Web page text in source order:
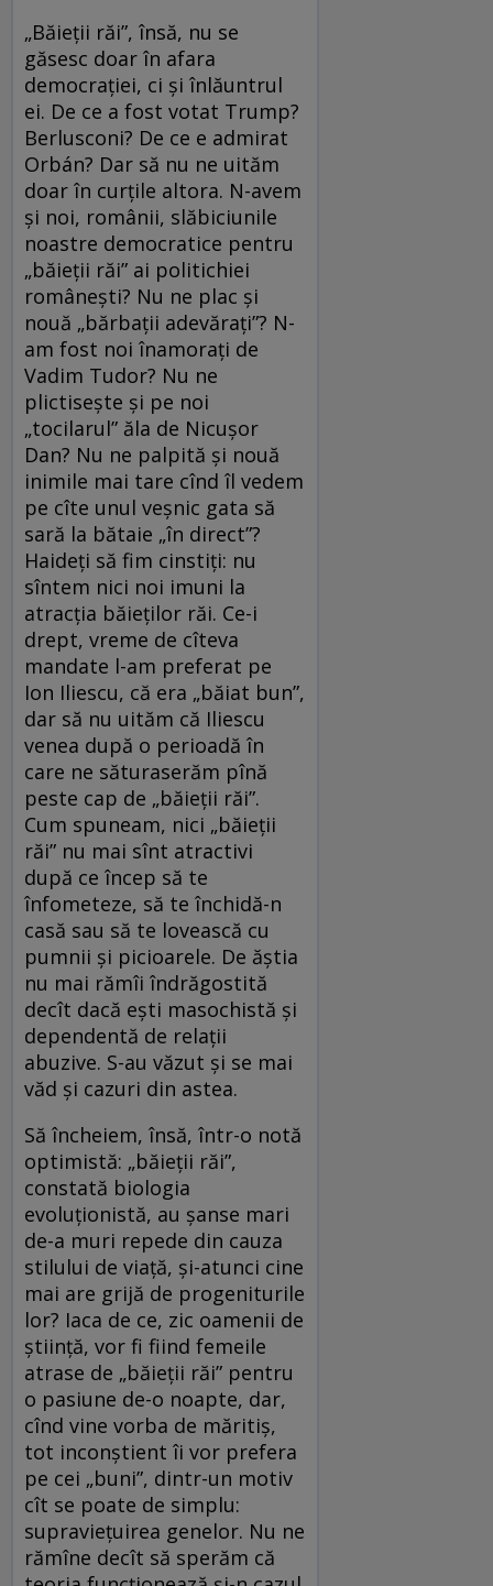
„Băieții răi”, însă, nu se
găsesc doar în afara
democrației, ci și înlăuntrul
ei. De ce a fost votat Trump?
Berlusconi? De ce e admirat
Orbán? Dar să nu ne uităm
doar în curțile altora. N-avem
și noi, românii, slăbiciunile
noastre democratice pentru
„băieții răi” ai politichiei
românești? Nu ne plac și
nouă „bărbații adevărați”? N-
am fost noi înamorați de
Vadim Tudor? Nu ne
plictisește și pe noi
„tocilarul” ăla de Nicușor
Dan? Nu ne palpită și nouă
inimile mai tare cînd îl vedem
pe cîte unul veșnic gata să
sară la bătaie „în direct”?
Haideți să fim cinstiți: nu
sîntem nici noi imuni la
atracția băieților răi. Ce-i
drept, vreme de cîteva
mandate l-am preferat pe
Ion Iliescu, că era „băiat bun”,
dar să nu uităm că Iliescu
venea după o perioadă în
care ne săturaserăm pînă
peste cap de „băieții răi”.
Cum spuneam, nici „băieții
răi” nu mai sînt atractivi
după ce încep să te
înfometeze, să te închidă-n
casă sau să te lovească cu
pumnii și picioarele. De ăștia
nu mai rămîi îndrăgostită
decît dacă ești masochistă și
dependentă de relații
abuzive. S-au văzut și se mai
văd și cazuri din astea.
Să încheiem, însă, într-o notă
optimistă: „băieții răi”,
constată biologia
evoluționistă, au șanse mari
de-a muri repede din cauza
stilului de viață, și-atunci cine
mai are grijă de progeniturile
lor? Iaca de ce, zic oamenii de
știință, vor fi fiind femeile
atrase de „băieții răi” pentru
o pasiune de-o noapte, dar,
cînd vine vorba de măritiș,
tot inconștient îi vor prefera
pe cei „buni”, dintr-un motiv
cît se poate de simplu:
supraviețuirea genelor. Nu ne
rămîne decît să sperăm că